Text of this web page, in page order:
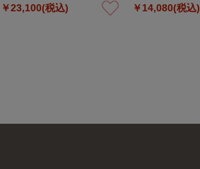
￥23,100(税込) ￥14,080(税込)